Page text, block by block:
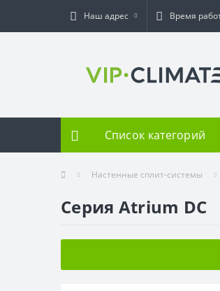
Наш адрес Время
Список категорий
Настенные сплит-системы
Серия Atrium DC